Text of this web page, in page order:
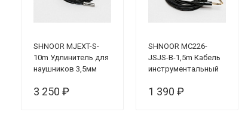
SHNOOR MJEXT-S-
10m Удлинитель для
наушников 3,5мм
(стерео), 10м
3 250 ₽
SHNOOR MC226-
JSJS-B-1,5m Кабель
инструментальный
1 390 ₽